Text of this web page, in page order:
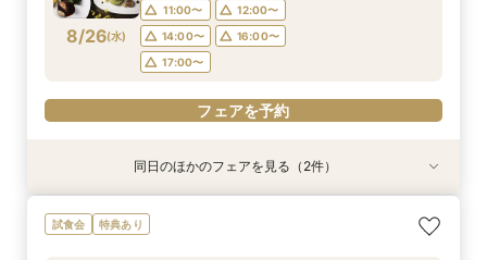
フェアを予約
フェアを予約
フェアを予約
フェアを予約
8/26(水)
11:00〜
12:00〜
14:00〜
16:00〜
17:00〜
フェアを予約
【オンライン相談会】ご自宅からPCやスマホに
て
90分で完結◆お得なブライダルフェア◆
同日のほかのフェアを見る（2件）
試食会 特典あり